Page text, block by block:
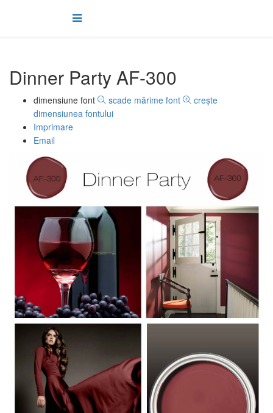
Dinner Party AF-300
dimensiune font scade mărime font
creşte
dimensiunea fontului
Imprimare
Email